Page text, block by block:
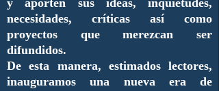
y aporten sus ideas, inquietudes,
necesidades, críticas así como
proyectos que merezcan ser
difundidos.
De esta manera, estimados lectores,
inauguramos una nueva era de